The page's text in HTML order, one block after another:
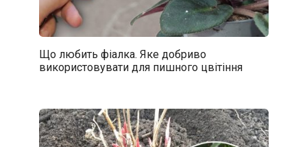
Що любить фіалка. Яке добриво
використовувати для пишного цвітіння